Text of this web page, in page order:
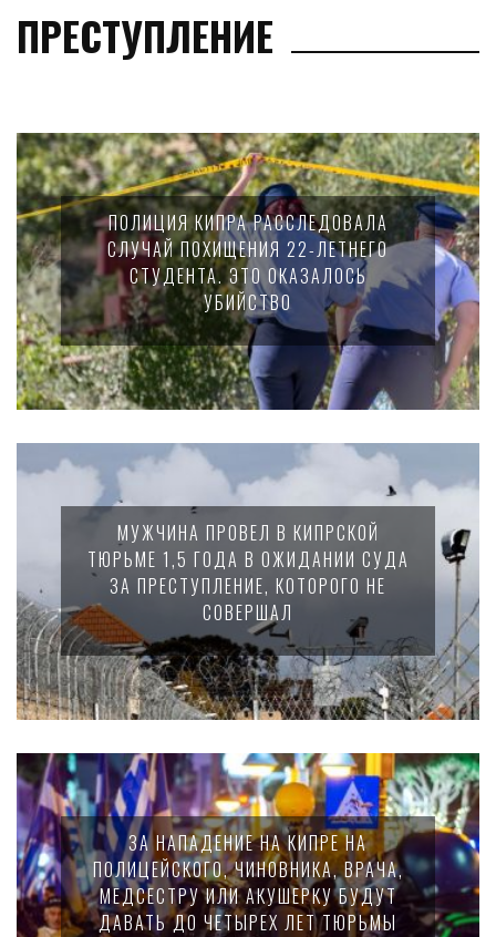
ПРЕСТУПЛЕНИЕ
ПОЛИЦИЯ КИПРА РАССЛЕДОВАЛА
СЛУЧАЙ ПОХИЩЕНИЯ 22-ЛЕТНЕГО
СТУДЕНТА. ЭТО ОКАЗАЛОСЬ
УБИЙСТВО
МУЖЧИНА ПРОВЕЛ В КИПРСКОЙ
ТЮРЬМЕ 1,5 ГОДА В ОЖИДАНИИ СУДА
ЗА ПРЕСТУПЛЕНИЕ, КОТОРОГО НЕ
СОВЕРШАЛ
ЗА НАПАДЕНИЕ НА КИПРЕ НА
ПОЛИЦЕЙСКОГО, ЧИНОВНИКА, ВРАЧА,
МЕДСЕСТРУ ИЛИ АКУШЕРКУ БУДУТ
ДАВАТЬ ДО ЧЕТЫРЕХ ЛЕТ ТЮРЬМЫ